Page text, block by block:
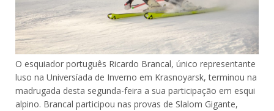
O esquiador português Ricardo Brancal, único representante
luso na Universíada de Inverno em Krasnoyarsk, terminou na
madrugada desta segunda-feira a sua participação em esqui
alpino. Brancal participou nas provas de Slalom Gigante,